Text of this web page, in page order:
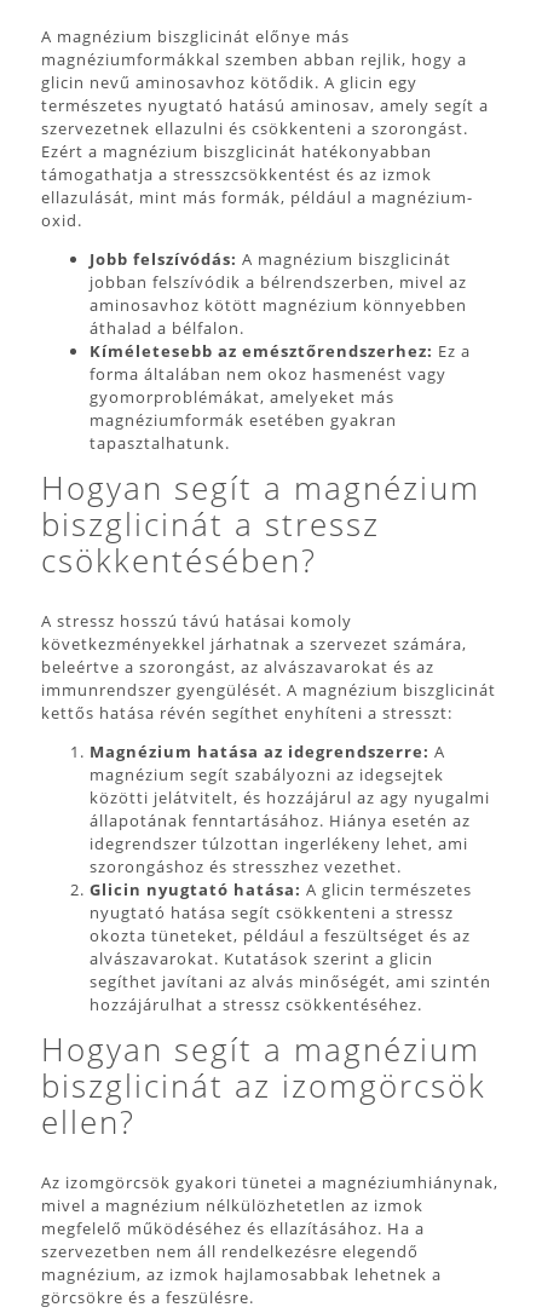
A magnézium biszglicinát előnye más
magnéziumformákkal szemben abban rejlik, hogy a
glicin nevű aminosavhoz kötődik. A glicin egy
természetes nyugtató hatású aminosav, amely segít a
szervezetnek ellazulni és csökkenteni a szorongást.
Ezért a magnézium biszglicinát hatékonyabban
támogathatja a stresszcsökkentést és az izmok
ellazulását, mint más formák, például a magnézium-
oxid.
Jobb felszívódás: A magnézium biszglicinát
jobban felszívódik a bélrendszerben, mivel az
aminosavhoz kötött magnézium könnyebben
áthalad a bélfalon.
Kíméletesebb az emésztőrendszerhez: Ez a
forma általában nem okoz hasmenést vagy
gyomorproblémákat, amelyeket más
magnéziumformák esetében gyakran
tapasztalhatunk.
Hogyan segít a magnézium
biszglicinát a stressz
csökkentésében?
A stressz hosszú távú hatásai komoly
következményekkel járhatnak a szervezet számára,
beleértve a szorongást, az alvászavarokat és az
immunrendszer gyengülését. A magnézium biszglicinát
kettős hatása révén segíthet enyhíteni a stresszt:
Magnézium hatása az idegrendszerre: A
magnézium segít szabályozni az idegsejtek
közötti jelátvitelt, és hozzájárul az agy nyugalmi
állapotának fenntartásához. Hiánya esetén az
idegrendszer túlzottan ingerlékeny lehet, ami
szorongáshoz és stresszhez vezethet.
Glicin nyugtató hatása: A glicin természetes
nyugtató hatása segít csökkenteni a stressz
okozta tüneteket, például a feszültséget és az
alvászavarokat. Kutatások szerint a glicin
segíthet javítani az alvás minőségét, ami szintén
hozzájárulhat a stressz csökkentéséhez.
Hogyan segít a magnézium
biszglicinát az izomgörcsök
ellen?
Az izomgörcsök gyakori tünetei a magnéziumhiánynak,
mivel a magnézium nélkülözhetetlen az izmok
megfelelő működéséhez és ellazításához. Ha a
szervezetben nem áll rendelkezésre elegendő
magnézium, az izmok hajlamosabbak lehetnek a
görcsökre és a feszülésre.